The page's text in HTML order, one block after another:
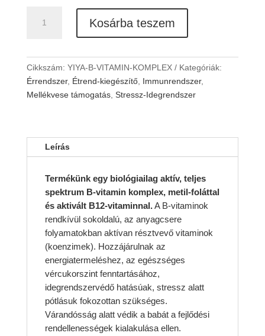
mennyiség
Kosárba teszem
Cikkszám: YIYA-B-VITAMIN-KOMPLEX
Kategóriák:
Érrendszer, Étrend-kiegészítő, Immunrendszer,
Mellékvese támogatás, Stressz-Idegrendszer
Leírás
Termékünk egy biológiailag aktív, teljes
spektrum B-vitamin komplex, metil-foláttal
és aktivált B12-vitaminnal.A B-vitaminok
rendkívül sokoldalú, az anyagcsere
folyamatokban aktívan résztvevő vitaminok
(koenzimek). Hozzájárulnak az
energiatermeléshez, az egészséges
vércukorszint fenntartásához,
idegrendszervédő hatásúak, stressz alatt
pótlásuk fokozottan szükséges.
Várandósság alatt védik a babát a fejlődési
rendellenességek kialakulása ellen.